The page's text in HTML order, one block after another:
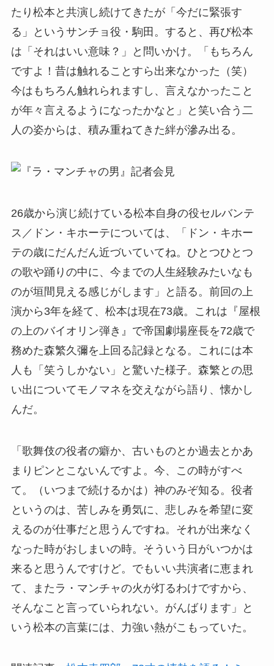
たり松本と共演し続けてきたが「今だに緊張す
る」というサンチョ役・駒田。すると、再び松本
は「それはいい意味？」と問いかけ。「もちろん
ですよ！昔は触れることすら出来なかった（笑）
今はもちろん触れられますし、言えなかったこと
が年々言えるようになったかなと」と笑い合う二
人の姿からは、積み重ねてきた絆が滲み出る。
26歳から演じ続けている松本自身の役セルバンテ
ス／ドン・キホーテについては、「ドン・キホー
テの歳にだんだん近づいていてね。ひとつひとつ
の歌や踊りの中に、今までの人生経験みたいなも
のが垣間見える感じがします」と語る。前回の上
演から3年を経て、松本は現在73歳。これは『屋根
の上のバイオリン弾き』で帝国劇場座長を72歳で
務めた森繁久彌を上回る記録となる。これには本
人も「笑うしかない」と驚いた様子。森繁との思
い出についてモノマネを交えながら語り、懐かし
んだ。
「歌舞伎の役者の癖か、古いものとか過去とかあ
まりピンとこないんですよ。今、この時がすべ
て。（いつまで続けるかは）神のみぞ知る。役者
というのは、苦しみを勇気に、悲しみを希望に変
えるのが仕事だと思うんですね。それが出来なく
なった時がおしまいの時。そういう日がいつかは
来ると思うんですけど。でもいい共演者に恵まれ
て、またラ・マンチャの火が灯るわけですから、
そんなこと言っていられない。がんばります」と
いう松本の言葉には、力強い熱がこもっていた。